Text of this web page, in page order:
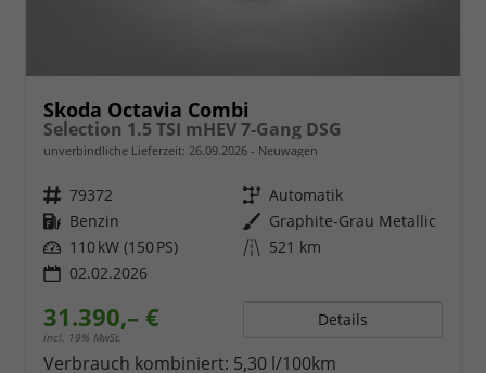
Skoda Octavia Combi
Selection 1.5 TSI mHEV 7-Gang DSG
unverbindliche Lieferzeit: 26.09.2026 Neuwagen
Fahrzeugnr. 79372 Getriebe Automatik
Kraftstoff Benzin Außenfarbe Graphite-Grau Metallic
Leistung 110 kW (150 PS) Kilometerstand 521 km
02.02.2026
31.390,– €
incl. 19% MwSt.
Details
Verbrauch kombiniert: 5,30 l/100km